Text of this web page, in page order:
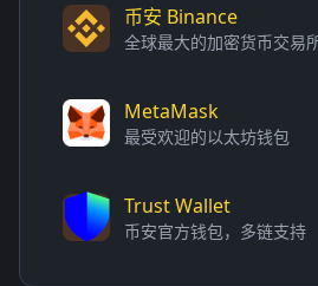
币安 Binance
全球最大的加密货币交易
MetaMask
最受欢迎的以太坊钱包
Trust Wallet
币安官方钱包，多链支持